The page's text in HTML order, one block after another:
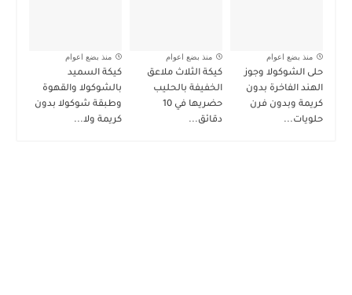
منذ بضع اعوام
حلى الشوكولا وجوز
الهند الفاخرة بدون
كريمة وبدون فرن
حلويات...
منذ بضع اعوام
كيكة الثلاث ملاعق
الخفيفة بالحليب
حضريها في 10
دقائق...
منذ بضع اعوام
كيكة السميد
بالشوكولا والقهوة
وطبقة شوكولا بدون
كريمة ولا...